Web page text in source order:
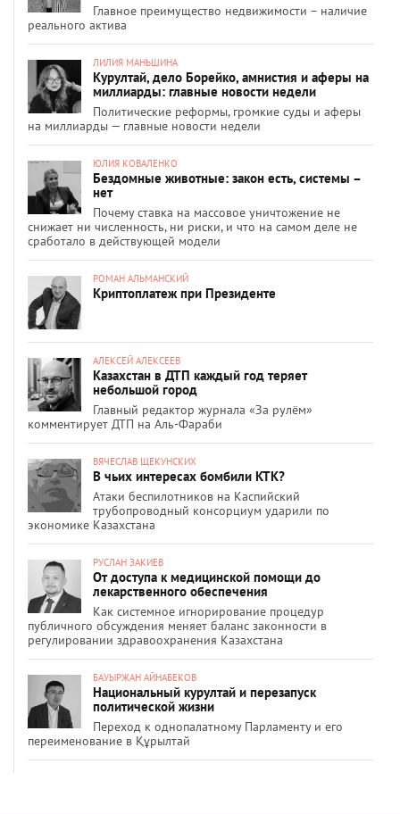
Главное преимущество недвижимости – наличие
реального актива
ЛИЛИЯ МАНЬШИНА
Курултай, дело Борейко, амнистия и аферы на
миллиарды: главные новости недели
Политические реформы, громкие суды и аферы
на миллиарды — главные новости недели
ЮЛИЯ КОВАЛЕНКО
Бездомные животные: закон есть, системы –
нет
Почему ставка на массовое уничтожение не
снижает ни численность, ни риски, и что на самом деле не
сработало в действующей модели
РОМАН АЛЬМАНСКИЙ
Криптоплатеж при Президенте
АЛЕКСЕЙ АЛЕКСЕЕВ
Казахстан в ДТП каждый год теряет
небольшой город
Главный редактор журнала «За рулём»
комментирует ДТП на Аль-Фараби
ВЯЧЕСЛАВ ЩЕКУНСКИХ
В чьих интересах бомбили КТК?
Атаки беспилотников на Каспийский
трубопроводный консорциум ударили по
экономике Казахстана
РУСЛАН ЗАКИЕВ
От доступа к медицинской помощи до
лекарственного обеспечения
Как системное игнорирование процедур
публичного обсуждения меняет баланс законности в
регулировании здравоохранения Казахстана
БАУЫРЖАН АЙНАБЕКОВ
Национальный курултай и перезапуск
политической жизни
Переход к однопалатному Парламенту и его
переименование в Құрылтай